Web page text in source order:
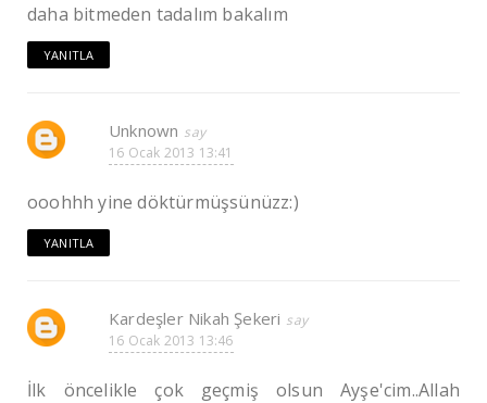
daha bitmeden tadalım bakalım
YANITLA
Unknown
16 Ocak 2013 13:41
ooohhh yine döktürmüşsünüzz:)
YANITLA
Kardeşler Nikah Şekeri
16 Ocak 2013 13:46
İlk öncelikle çok geçmiş olsun Ayşe'cim..Allah